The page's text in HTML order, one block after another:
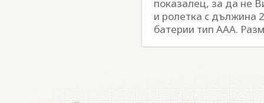
показалец, за да не
и ролетка с дължина
батерии тип AAA.